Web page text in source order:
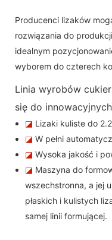
Producenci lizaków
rozwiązania do
idealnym
wyborem do czterech
Linia wyrobów
się do
◪ Lizaki kuliste do
◪ W pełni
◪ Wysoka jakość i
◪ Maszyna do
wszechstronna, a jej
płaskich i kulistych
samej linii formującej.